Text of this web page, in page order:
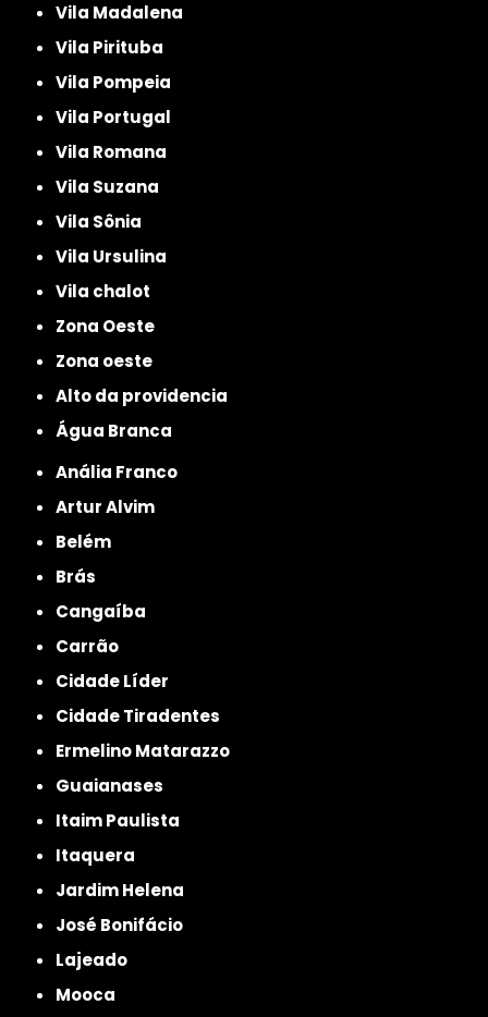
Vila Madalena
Vila Pirituba
Vila Pompeia
Vila Portugal
Vila Romana
Vila Suzana
Vila Sônia
Vila Ursulina
Vila chalot
Zona Oeste
Zona oeste
alto da providencia
Água Branca
Anália Franco
Artur Alvim
Belém
Brás
Cangaíba
Carrão
Cidade Líder
Cidade Tiradentes
Ermelino Matarazzo
Guaianases
Itaim Paulista
Itaquera
Jardim Helena
José Bonifácio
Lajeado
Mooca